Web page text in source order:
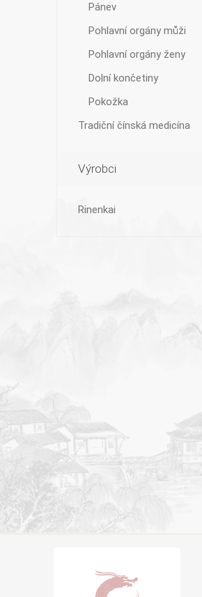
Pánev
Pohlavní orgány můži
Pohlavní orgány ženy
Dolní končetiny
Pokožka
Tradiční čínská medicína
Výrobci
Rinenkai